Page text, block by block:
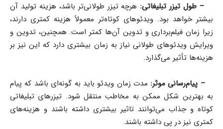
– طول تیزر تبلیغاتی: هرچه تیزر طولانی‌تر باشد، هزینه تولید آن
بیشتر خواهد بود. ویدئوهای کوتاه‌تر معمولاً هزینه کمتری دارند،
زیرا زمان فیلم‌برداری و تدوین آن‌ها کمتر است. همچنین، تدوین و
ویرایش ویدئوهای طولانی نیاز به زمان بیشتری دارد که این نیز بر
هزینه‌ها تأثیر می‌گذارد.
– پیام‌رسانی موثر: مدت زمان ویدئو باید به گونه‌ای باشد که پیام
به بهترین شکل ممکن به مخاطب منتقل شود. تیزرهای تبلیغاتی
کوتاه و جذاب می‌توانند تاثیر بیشتری داشته باشند و هزینه‌های
کمتری نیز در پی داشته باشند.